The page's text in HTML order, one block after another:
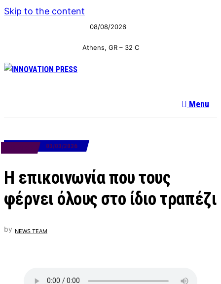
Skip to the content
08/08/2026
Athens, GR – 32 C
Menu
03/03/2026
Η επικοινωνία που τους
φέρνει όλους στο ίδιο τραπέζι
by NEWS TEAM